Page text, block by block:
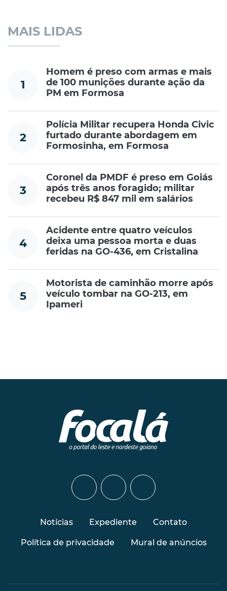
MAIS LIDAS
1
Homem é preso com armas e mais
de 100 munições durante ação da
PM em Formosa
2
Polícia Militar recupera Honda Civic
furtado durante abordagem em
Formosinha, em Formosa
3
Coronel da PMDF é preso em Goiás
após três anos foragido; militar
recebeu R$ 847 mil em salários
4
Acidente entre quatro veículos
deixa uma pessoa morta e duas
feridas na GO-436, em Cristalina
5
Motorista de caminhão morre após
veículo tombar na GO-213, em
Ipameri
Notícias Expediente Contato
Política de privacidade Mural de anúncios